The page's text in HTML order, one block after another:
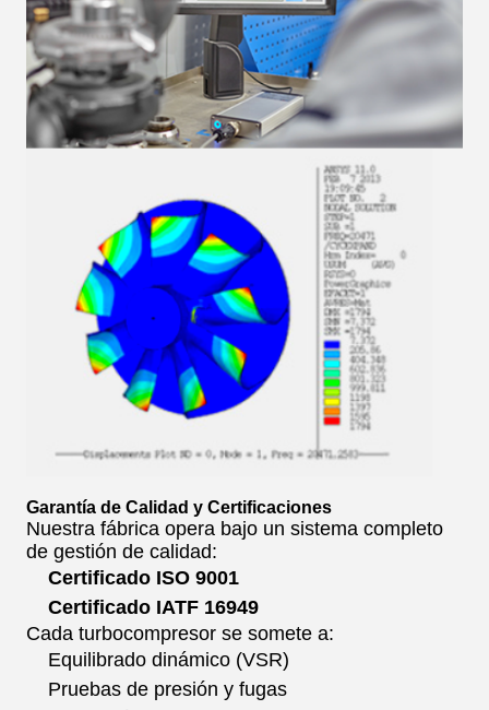
Garantía de Calidad y Certificaciones
Nuestra fábrica opera bajo un sistema completo
de gestión de calidad:
Certificado ISO 9001
Certificado IATF 16949
Cada turbocompresor se somete a:
Equilibrado dinámico (VSR)
Pruebas de presión y fugas